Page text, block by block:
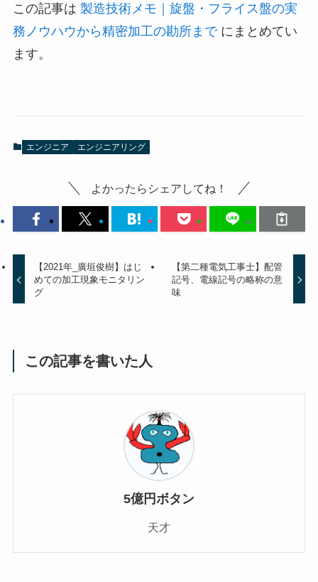
この記事は 製造技術メモ｜旋盤・フライス盤の実
務ノウハウから精密加工の勘所までにまとめてい
ます。
エンジニア エンジニアリング
よかったらシェアしてね！
【2021年_廣垣俊樹】はじ
めての加工現象モニタリン
グ
【第二種電気工事士】配管
記号、電線記号の略称の意
味
この記事を書いた人
5億円ボタン
天才